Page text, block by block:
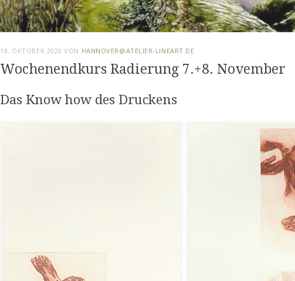
19. OKTOBER 2020 VON HANNOVER@ATELIER-LINEART.DE
Wochenendkurs Radierung 7.+8. November
Das Know how des Druckens